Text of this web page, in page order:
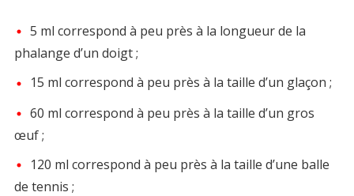
5 ml correspond à peu près à la longueur de la
phalange d’un doigt ;
15 ml correspond à peu près à la taille d’un glaçon ;
60 ml correspond à peu près à la taille d’un gros
œuf ;
120 ml correspond à peu près à la taille d’une balle
de tennis ;